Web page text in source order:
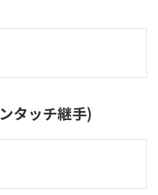
タッチ継手)